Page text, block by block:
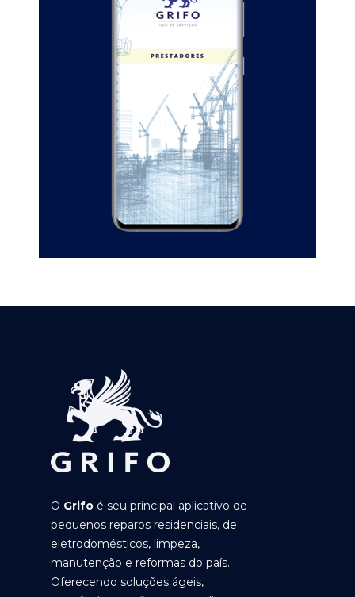
O Grifo é seu principal aplicativo de
pequenos reparos residenciais, de
eletrodomésticos, limpeza,
manutenção e reformas do país.
Oferecendo soluções ágeis,